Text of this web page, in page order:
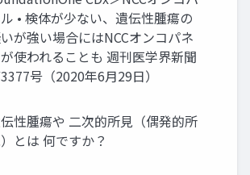
• 検体が少ない、遺伝性腫瘍の
が強い場合にはNCCオンコパネ
使われることも 週刊医学界新聞
号（2020年6⽉29⽇）
性腫瘍や ⼆次的所⾒（偶発的所
とは 何ですか？